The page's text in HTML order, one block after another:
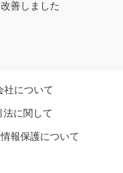
善しました
社について
法に関して
報保護について